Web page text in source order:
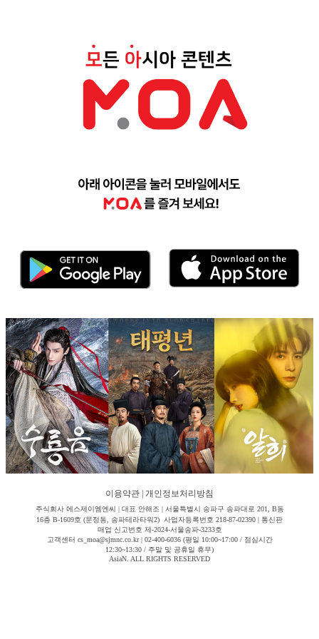
이용약관 개인정보처리방침
주식회사 에스제이엠엔씨 | 대표 안해조 | 서울특별시 송파구 송파대로 201, B동
16층 B-1609호 (문정동, 송파테라타워2) 사업자등록번호 218-87-02390 | 통신판
매업 신고번호 제-2024-서울송파-3233호
고객센터 cs_moa@sjmnc.co.kr | 02-400-6036 (평일 10:00~17:00 / 점심시간
12:30~13:30 / 주말 및 공휴일 휴무)
AsiaN. ALL RIGHTS RESERVED